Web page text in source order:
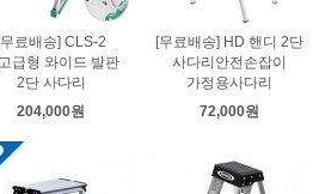
[무료배송] CLS-2
급형 와이드 발판
2단 사다리
204,000원
[무료배송] HD 핸디 2단
사다리안전손잡이
가정용사다리
72,000원